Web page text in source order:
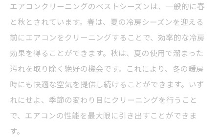
秋にエアコンクリーニングする理由
季節の変わり目に掃除が必要な理由
エアコンのクリーニングは毎年必要？
毎年のエアコンクリーニングの必要性
エアコン掃除の頻度と効果
年に一度は掃除したい理由
エアコンクリーニングのベストシーズンは、一般的に春
と秋とされています。春は、夏の冷房シーズンを迎える
前にエアコンをクリーニングすることで、効率的な冷房
効果を得ることができます。秋は、夏の使用で溜まった
汚れを取り除く絶好の機会です。これにより、冬の暖房
時にも快適な空気を提供し続けることができます。いず
れにせよ、季節の変わり目にクリーニングを行うこと
で、エアコンの性能を最大限に引き出すことができま
す。